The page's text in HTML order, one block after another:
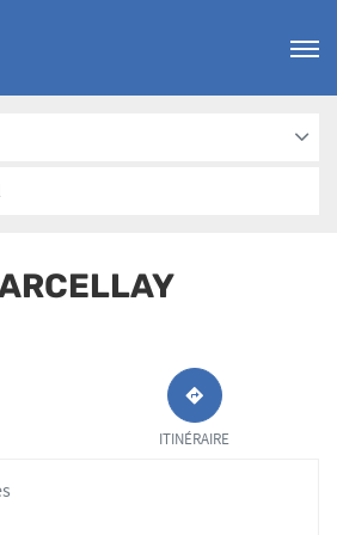
Menu
ITINÉRAIRE
JUSQU'AU
POINT
DE